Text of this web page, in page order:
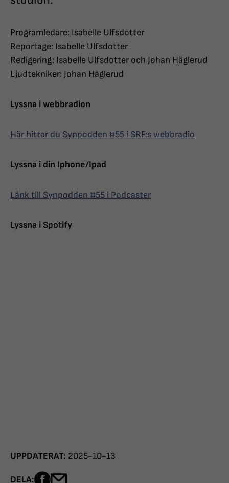
Programledare: Isabelle Ulfsdotter
Reportage: Isabelle Ulfsdotter
Redigering: Isabelle Ulfsdotter och Johan Häglerud
Ljudtekniker: Johan Häglerud
Lyssna i webbradion
Här hittar du Synpodden #55 i SRF:s webbradio
Lyssna i din Iphone/Ipad
Länk till Synpodden #55 i Podcaster
Lyssna i Spotify
UPPDATERAT: 2025-10-13
DELA: Dela sidan på Facebook